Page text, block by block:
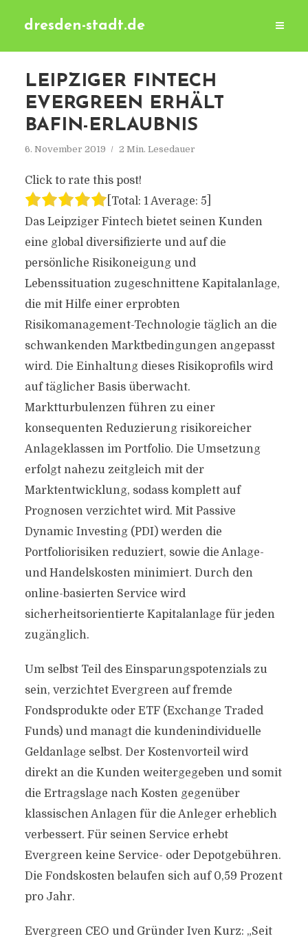
dresden-stadt.de
LEIPZIGER FINTECH
EVERGREEN ERHÄLT
BAFIN-ERLAUBNIS
6. November 2019 2 Min. Lesedauer
Click to rate this post!
[Total: 1Average: 5
Das Leipziger Fintech bietet seinen Kunden
eine global diversifizierte und auf die
persönliche Risikoneigung und
Lebenssituation zugeschnittene Kapitalanlage,
die mit Hilfe einer erprobten
Risikomanagement-Technologie täglich an die
schwankenden Marktbedingungen angepasst
wird. Die Einhaltung dieses Risikoprofils wird
auf täglicher Basis überwacht.
Marktturbulenzen führen zu einer
konsequenten Reduzierung risikoreicher
Anlageklassen im Portfolio. Die Umsetzung
erfolgt nahezu zeitgleich mit der
Marktentwicklung, sodass komplett auf
Prognosen verzichtet wird. Mit Passive
Dynamic Investing (PDI) werden die
Portfoliorisiken reduziert, sowie die Anlage-
und Handelskosten minimiert. Durch den
online-basierten Service wird
sicherheitsorientierte Kapitalanlage für jeden
zugänglich.
Um selbst Teil des Einsparungspotenzials zu
sein, verzichtet Evergreen auf fremde
Fondsprodukte oder ETF (Exchange Traded
Funds) und managt die kundenindividuelle
Geldanlage selbst. Der Kostenvorteil wird
direkt an die Kunden weitergegeben und somit
die Ertragslage nach Kosten gegenüber
klassischen Anlagen für die Anleger erheblich
verbessert. Für seinen Service erhebt
Evergreen keine Service- oder Depotgebühren.
Die Fondskosten belaufen sich auf 0,59 Prozent
pro Jahr.
Evergreen CEO und Gründer Iven Kurz: „Seit